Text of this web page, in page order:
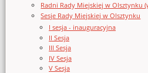
Radni Rady Miejskiej w Olsztynku
Sesje Rady Miejskiej w Olsztynku
I sesja - inauguracyjna
II Sesja
III Sesja
IV Sesja
V Sesja